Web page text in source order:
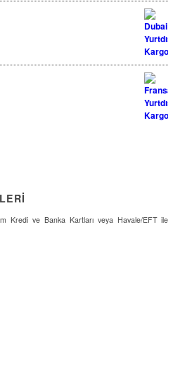
Kredi ve Banka Kartları veya Havale/EFT ile